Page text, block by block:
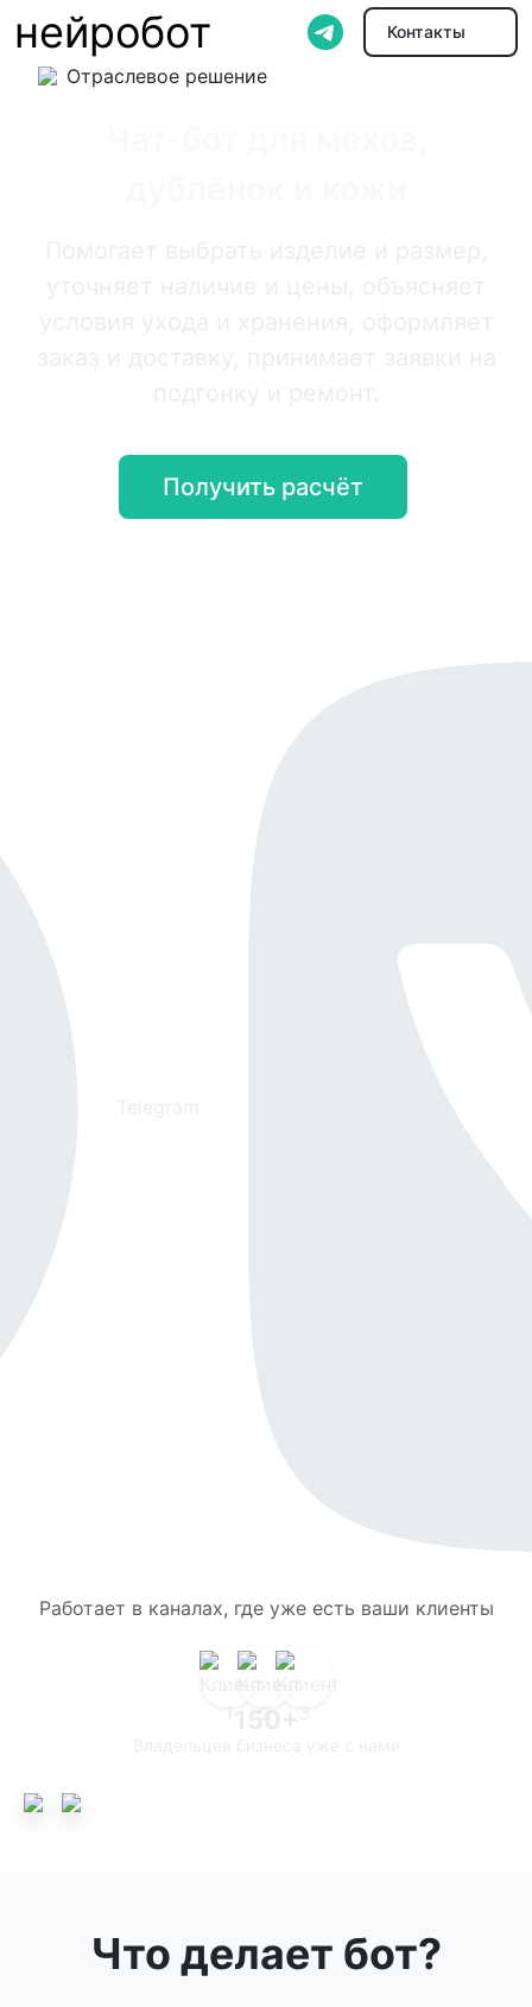
нейробот Контакты
Отраслевое решение
Получить расчёт
Работает в каналах, где уже есть ваши клиенты
150+
Что делает бот?